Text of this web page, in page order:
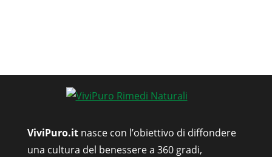
ViviPuro.it nasce con l’obiettivo di diffondere
una cultura del benessere a 360 gradi,